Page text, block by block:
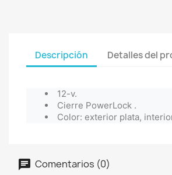
Descripción Detalles del
12-v.
Cierre PowerLock .
Color: exterior plata,
Comentarios (0)